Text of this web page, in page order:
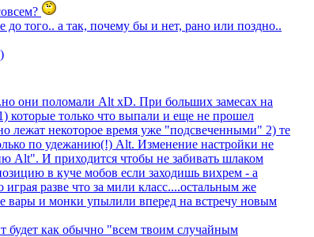
того.. а так, почему бы и нет, рано или поздно..
они поломали Alt xD. При больших замесах на
которые только что выпали и еще не прошел
лежат некоторое время уже "подсвеченными" 2) те
по удежанию(!) Alt. Изменение настройки не
Alt". И приходится чтобы не забивать шлаком
в куче мобов если заходишь вихрем - а
разве что за мили класс....остальным же
вары и монки упылили вперед на встречу новым
будет как обычно "всем твоим случайным